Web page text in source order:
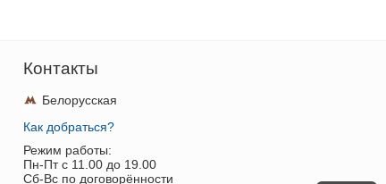
Контакты
Белорусская
Как добраться?
Режим работы:
Пн-Пт c 11.00 до 19.00
Сб-Вс по договорённости